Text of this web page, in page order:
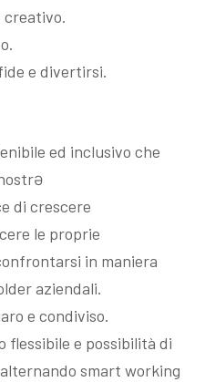
creativo.
e divertirsi.
ed inclusivo che
di crescere
le proprie
in maniera
aziendali.
e condiviso.
flessibile e possibilità di
smart working